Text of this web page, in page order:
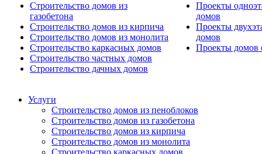
Строительство домов из
газобетона
Строительство домов из кирпича
Строительство домов из монолита
Строительство каркасных домов
Строительство частных домов
Строительство дачных домов
Проекты
домов
Проекты
домов
Проекты домов
Услуги
Строительство домов из пеноблоков
Строительство домов из газобетона
Строительство домов из кирпича
Строительство домов из монолита
Строительство каркасных домов